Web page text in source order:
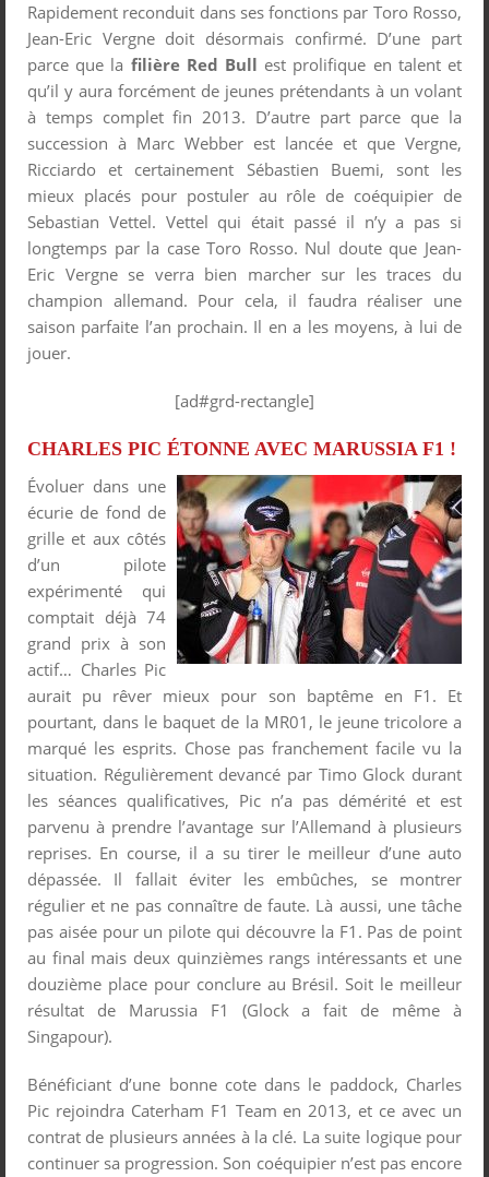
Rapidement reconduit dans ses fonctions par Toro Rosso,
Jean-Eric Vergne doit désormais confirmé. D’une part
parce que la filière Red Bull est prolifique en talent et
qu’il y aura forcément de jeunes prétendants à un volant
à temps complet fin 2013. D’autre part parce que la
succession à Marc Webber est lancée et que Vergne,
Ricciardo et certainement Sébastien Buemi, sont les
mieux placés pour postuler au rôle de coéquipier de
Sebastian Vettel. Vettel qui était passé il n’y a pas si
longtemps par la case Toro Rosso. Nul doute que Jean-
Eric Vergne se verra bien marcher sur les traces du
champion allemand. Pour cela, il faudra réaliser une
saison parfaite l’an prochain. Il en a les moyens, à lui de
jouer.
[ad#grd-rectangle]
CHARLES PIC ÉTONNE AVEC MARUSSIA F1 !
Évoluer dans une
écurie de fond de
grille et aux côtés
d’un pilote
expérimenté qui
comptait déjà 74
grand prix à son
actif… Charles Pic
aurait pu rêver mieux pour son baptême en F1. Et
pourtant, dans le baquet de la MR01, le jeune tricolore a
marqué les esprits. Chose pas franchement facile vu la
situation. Régulièrement devancé par Timo Glock durant
les séances qualificatives, Pic n’a pas démérité et est
parvenu à prendre l’avantage sur l’Allemand à plusieurs
reprises. En course, il a su tirer le meilleur d’une auto
dépassée. Il fallait éviter les embûches, se montrer
régulier et ne pas connaître de faute. Là aussi, une tâche
pas aisée pour un pilote qui découvre la F1. Pas de point
au final mais deux quinzièmes rangs intéressants et une
douzième place pour conclure au Brésil. Soit le meilleur
résultat de Marussia F1 (Glock a fait de même à
Singapour).
Bénéficiant d’une bonne cote dans le paddock, Charles
Pic rejoindra Caterham F1 Team en 2013, et ce avec un
contrat de plusieurs années à la clé. La suite logique pour
continuer sa progression. Son coéquipier n’est pas encore